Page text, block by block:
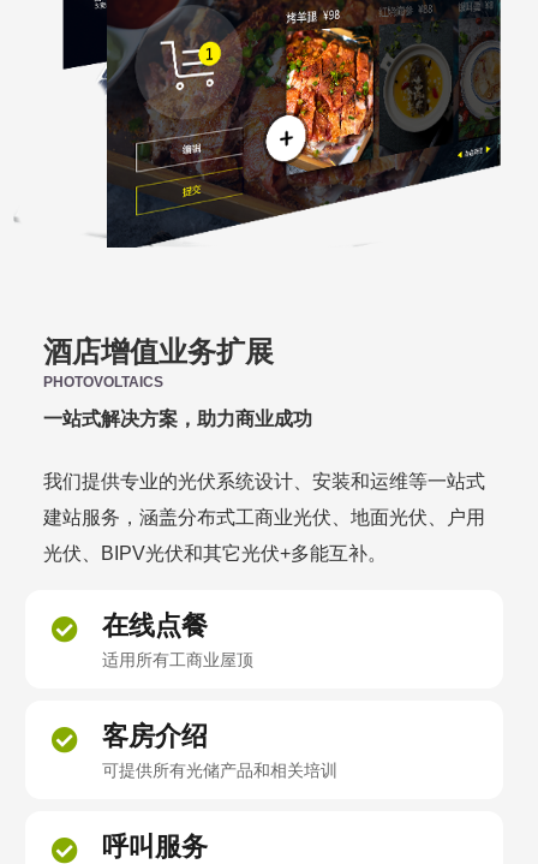
酒店增值业务扩展
PHOTOVOLTAICS
一站式解决方案，助力商业成功
我们提供专业的光伏系统设计、安装和运维等一站式
建站服务，涵盖分布式工商业光伏、地面光伏、户用
光伏、BIPV光伏和其它光伏+多能互补。
在线点餐
适用所有工商业屋顶
客房介绍
可提供所有光储产品和相关培训
呼叫服务